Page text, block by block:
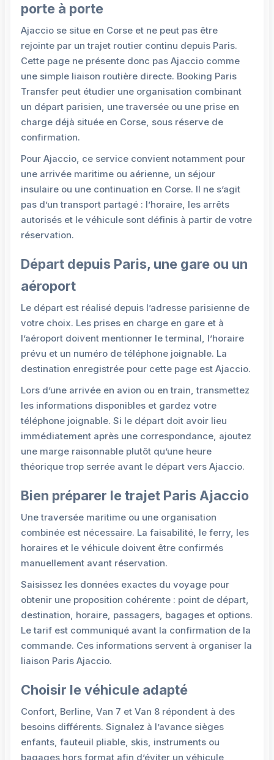
porte à porte
Ajaccio se situe en Corse et ne peut pas être
rejointe par un trajet routier continu depuis Paris.
Cette page ne présente donc pas Ajaccio comme
une simple liaison routière directe. Booking Paris
Transfer peut étudier une organisation combinant
un départ parisien, une traversée ou une prise en
charge déjà située en Corse, sous réserve de
confirmation.
Pour Ajaccio, ce service convient notamment pour
une arrivée maritime ou aérienne, un séjour
insulaire ou une continuation en Corse. Il ne s’agit
pas d’un transport partagé : l’horaire, les arrêts
autorisés et le véhicule sont définis à partir de votre
réservation.
Départ depuis Paris, une gare ou un
aéroport
Le départ est réalisé depuis l’adresse parisienne de
votre choix. Les prises en charge en gare et à
l’aéroport doivent mentionner le terminal, l’horaire
prévu et un numéro de téléphone joignable. La
destination enregistrée pour cette page est Ajaccio.
Lors d’une arrivée en avion ou en train, transmettez
les informations disponibles et gardez votre
téléphone joignable. Si le départ doit avoir lieu
immédiatement après une correspondance, ajoutez
une marge raisonnable plutôt qu’une heure
théorique trop serrée avant le départ vers Ajaccio.
Bien préparer le trajet Paris Ajaccio
Une traversée maritime ou une organisation
combinée est nécessaire. La faisabilité, le ferry, les
horaires et le véhicule doivent être confirmés
manuellement avant réservation.
Saisissez les données exactes du voyage pour
obtenir une proposition cohérente : point de départ,
destination, horaire, passagers, bagages et options.
Le tarif est communiqué avant la confirmation de la
commande. Ces informations servent à organiser la
liaison Paris Ajaccio.
Choisir le véhicule adapté
Confort, Berline, Van 7 et Van 8 répondent à des
besoins différents. Signalez à l’avance sièges
enfants, fauteuil pliable, skis, instruments ou